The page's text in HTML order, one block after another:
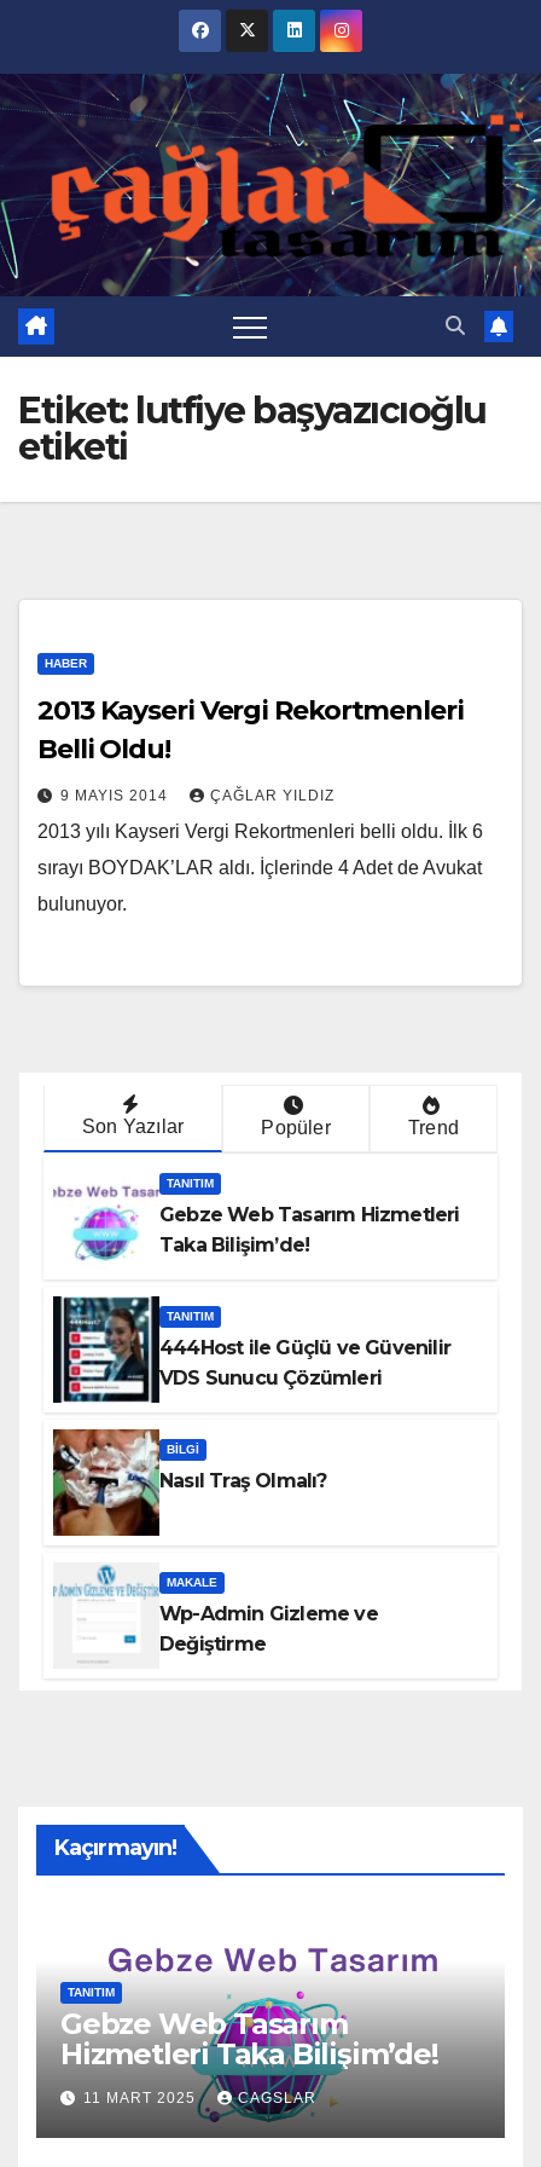
content
Etiket: lutfiye başyazıcıoğlu
etiketi
HABER
2013 Kayseri Vergi Rekortmenleri
Belli Oldu!
9 MAYIS 2014 ÇAĞLAR YILDIZ
2013 yılı Kayseri Vergi Rekortmenleri belli oldu. İlk 6
sırayı BOYDAK’LAR aldı. İçlerinde 4 Adet de Avukat
bulunuyor.
Son Yazılar Popüler Trend
TANITIM
Gebze Web Tasarım Hizmetleri
Taka Bilişim’de!
TANITIM
444Host ile Güçlü ve Güvenilir
VDS Sunucu Çözümleri
BILGI
Nasıl Traş Olmalı?
MAKALE
Wp-Admin Gizleme ve
Değiştirme
Kaçırmayın!
TANITIM
Gebze Web Tasarım
Hizmetleri Taka Bilişim’de!
11 MART 2025 CAGSLAR